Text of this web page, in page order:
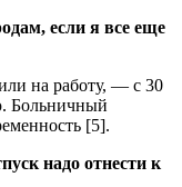
если я все еще
на работу, — с 30
Больничный
[5].
надо отнести к